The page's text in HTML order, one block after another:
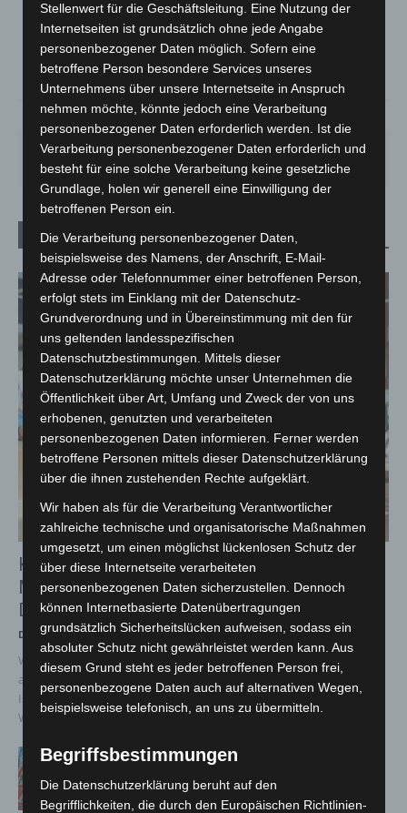
20.3°C 21.1°
20.1°
59% 1.8m/s 5%
SO.
33°
MO.
27°
DI.
24°
MI.
27°
DO.
31
Hannover / Region
Kunst trifft Weingenuss: Barbara-Susann
Mehring zeigt ihre Werke im Jacques’ Wein-
Depot...
Die Redaktion - 8. August 2026
Wo Kunst auf Weinkultur trifft: Eine inspirierende Symbiose aus
ausdrucksstarker Malerei, Vielfalt und bewusstem Genuss
Isernhagen. Im Jacques’ Wein-Depot Isernhagen treffen Kunst und
Weingenuss auf...
A2: Zweite Turbobaustelle startet zwischen
8. August 2026
Stellenwert für die Geschäftsleitung. Eine Nutzung der
Internetseiten ist grundsätzlich ohne jede Angabe
personenbezogener Daten möglich. Sofern eine
betroffene Person besondere Services unseres
Unternehmens über unsere Internetseite in Anspruch
nehmen möchte, könnte jedoch eine Verarbeitung
personenbezogener Daten erforderlich werden. Ist die
Verarbeitung personenbezogener Daten erforderlich und
besteht für eine solche Verarbeitung keine gesetzliche
Grundlage, holen wir generell eine Einwilligung der
betroffenen Person ein.
Die Verarbeitung personenbezogener Daten,
beispielsweise des Namens, der Anschrift, E-Mail-
Adresse oder Telefonnummer einer betroffenen Person,
erfolgt stets im Einklang mit der Datenschutz-
Grundverordnung und in Übereinstimmung mit den für
uns geltenden landesspezifischen
Datenschutzbestimmungen. Mittels dieser
Datenschutzerklärung möchte unser Unternehmen die
Öffentlichkeit über Art, Umfang und Zweck der von uns
erhobenen, genutzten und verarbeiteten
personenbezogenen Daten informieren. Ferner werden
betroffene Personen mittels dieser Datenschutzerklärung
über die ihnen zustehenden Rechte aufgeklärt.
Wir haben als für die Verarbeitung Verantwortlicher
zahlreiche technische und organisatorische Maßnahmen
umgesetzt, um einen möglichst lückenlosen Schutz der
über diese Internetseite verarbeiteten
personenbezogenen Daten sicherzustellen. Dennoch
können Internetbasierte Datenübertragungen
grundsätzlich Sicherheitslücken aufweisen, sodass ein
absoluter Schutz nicht gewährleistet werden kann. Aus
diesem Grund steht es jeder betroffenen Person frei,
personenbezogene Daten auch auf alternativen Wegen,
beispielsweise telefonisch, an uns zu übermitteln.
Begriffsbestimmungen
Die Datenschutzerklärung beruht auf den
Begrifflichkeiten, die durch den Europäischen Richtlinien-